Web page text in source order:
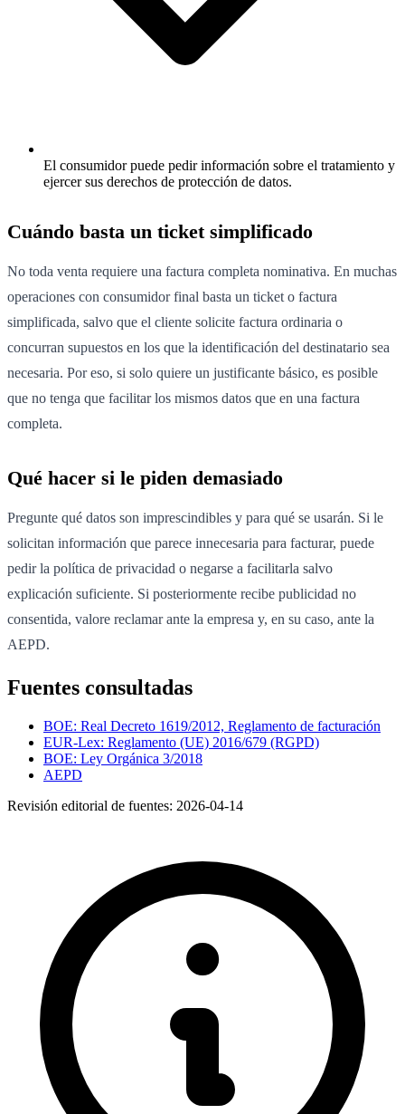
El consumidor puede pedir información sobre el tratamiento y
ejercer sus derechos de protección de datos.
Cuándo basta un ticket simplificado
No toda venta requiere una factura completa nominativa. En muchas
operaciones con consumidor final basta un ticket o factura
simplificada, salvo que el cliente solicite factura ordinaria o
concurran supuestos en los que la identificación del destinatario sea
necesaria. Por eso, si solo quiere un justificante básico, es posible
que no tenga que facilitar los mismos datos que en una factura
completa.
Qué hacer si le piden demasiado
Pregunte qué datos son imprescindibles y para qué se usarán. Si le
solicitan información que parece innecesaria para facturar, puede
pedir la política de privacidad o negarse a facilitarla salvo
explicación suficiente. Si posteriormente recibe publicidad no
consentida, valore reclamar ante la empresa y, en su caso, ante la
AEPD.
Fuentes consultadas
BOE: Real Decreto 1619/2012, Reglamento de facturación
EUR-Lex: Reglamento (UE) 2016/679 (RGPD)
BOE: Ley Orgánica 3/2018
AEPD
Revisión editorial de fuentes: 2026-04-14